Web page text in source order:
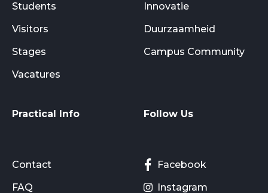
Students
Visitors
Stages
Vacatures
Innovatie
Duurzaamheid
Campus Community
Practical Info
Contact
FAQ
Follow Us
Facebook
Instagram